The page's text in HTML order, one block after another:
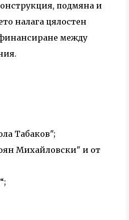
подмяна и
налага цялостен
между
Табаков";
Михайловски" и от